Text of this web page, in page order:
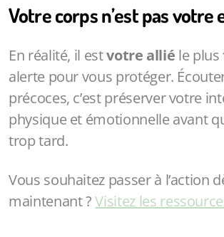
Votre corps n’est pas votre
En réalité, il estvotre allié le plus
alerte pour vous protéger.
précoces, c’est préserver votre
physique et émotionnelle avant
trop tard.
Vous souhaitez passer à l’action
maintenant ?Visitez les